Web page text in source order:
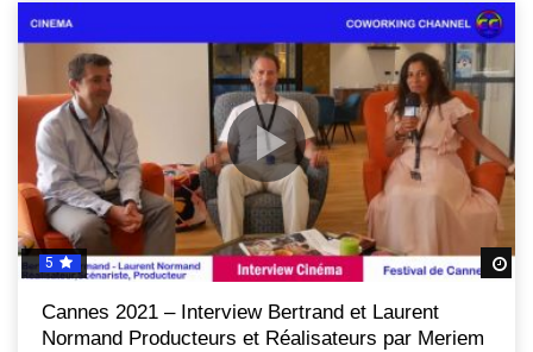
5
Cannes 2021 – Interview Bertrand et Laurent
Normand Producteurs et Réalisateurs par Meriem